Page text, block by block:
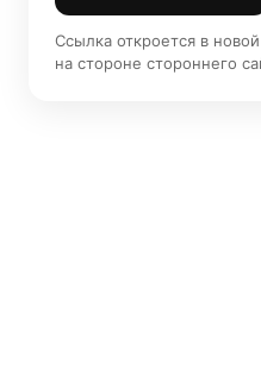
Ссылка откроется в
на стороне стороннего